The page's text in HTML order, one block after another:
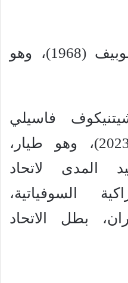
وحفيده أليكسي جولوبيف (1968)، وهو
فاسيلي
فاسيليفيتش (1919-2023)، وهو طيار،
المدى لاتحاد
السوفياتية،
بطل الاتحاد